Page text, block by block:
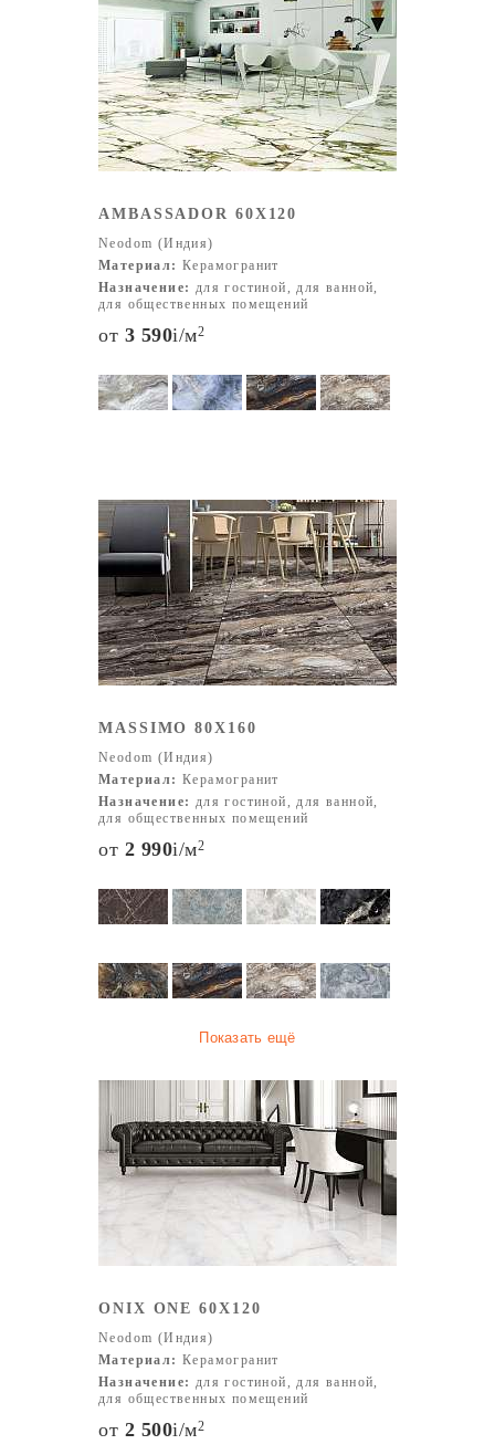
Декоративные (с рисунками и узорами)
Контроль качества и безопасность Вся продукция
NEODOM проходит проверку в специализированных
лабораториях для исключения вредных примесей и
брака. Плитка относится к экологически чистым
материалам и рекомендована для использования в
жилых, общественных и коммерческих зонах.
AMBASSADOR 60X120
Neodom (Индия)
Материал: Керамогранит
Назначение: для гостиной, для ванной,
для общественных помещений
от 3 590i/м2
MASSIMO 80X160
Neodom (Индия)
Материал: Керамогранит
Назначение: для гостиной, для ванной,
для общественных помещений
от 2 990i/м2
Показать ещё
ONIX ONE 60X120
Neodom (Индия)
Материал: Керамогранит
Назначение: для гостиной, для ванной,
для общественных помещений
от 2 500i/м2